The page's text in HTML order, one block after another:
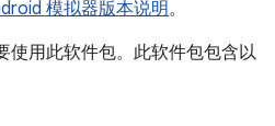
模拟器版本说明。
使用此软件包。此软件包包含以